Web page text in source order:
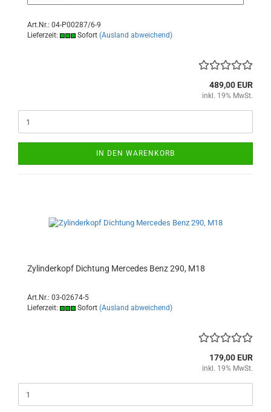
Art.Nr.: 04-P00287/6-9
Lieferzeit:
Sofort (Ausland abweichend)
489,00 EUR
inkl. 19% MwSt.
IN DEN WARENKORB
Zylinderkopf Dichtung Mercedes Benz 290, M18
Art.Nr.: 03-02674-5
Lieferzeit:
Sofort (Ausland abweichend)
179,00 EUR
inkl. 19% MwSt.